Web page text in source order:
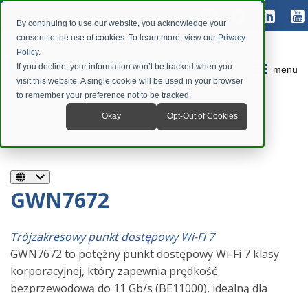
By continuing to use our website, you acknowledge your
consent to the use of cookies. To learn more, view our Privacy
Policy.
If you decline, your information won’t be tracked when you
visit this website. A single cookie will be used in your browser
to remember your preference not to be tracked.
Okay Opt-Out of Cookies
menu
GWN7672
Trójzakresowy punkt dostępowy Wi-Fi 7
GWN7672 to potężny punkt dostępowy Wi-Fi 7 klasy
korporacyjnej, który zapewnia prędkość
bezprzewodową do 11 Gb/s (BE11000), idealną dla